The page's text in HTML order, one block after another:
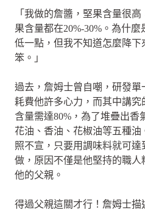
「我做的詹醬，堅果含量很
果含量都在20%-30%。為什
低一點，但我不知道怎麼降
笨。」
過去，詹姆士曾自嘲，研發
耗費他許多心力，而其中講
含量需達80%，為了堆疊出香
花油、香油、花椒油等五種
照不宣，只要用調味料就可
做，原因不僅是他堅持的職
他的父親。
得過父親這關才行！詹姆士